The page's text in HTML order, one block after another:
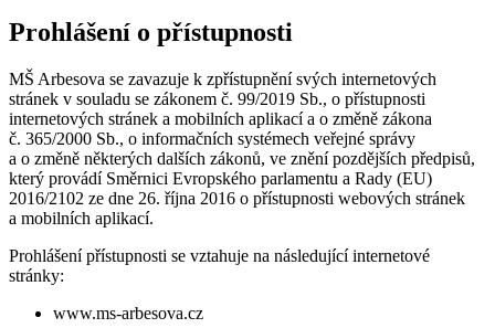
Prohlášení o přístupnosti
MŠ Arbesova se zavazuje k zpřístupnění svých internetových
stránek v souladu se zákonem č. 99/2019 Sb., o přístupnosti
internetových stránek a mobilních aplikací a o změně zákona
č. 365/2000 Sb., o informačních systémech veřejné správy
a o změně některých dalších zákonů, ve znění pozdějších předpisů,
který provádí Směrnici Evropského parlamentu a Rady (EU)
2016/2102 ze dne 26. října 2016 o přístupnosti webových stránek
a mobilních aplikací.
Prohlášení přístupnosti se vztahuje na následující internetové
stránky:
www.ms-arbesova.cz